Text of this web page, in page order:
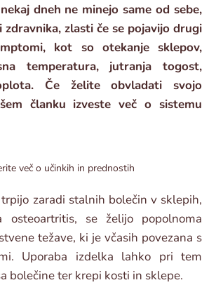
dneh ne minejo same od sebe,
zlasti če se pojavijo drugi
kot so otekanje sklepov,
temperatura, jutranja togost,
Če želite obvladati svojo
članku izveste več o sistemu
več o učinkih in prednostih
zaradi stalnih bolečin v sklepih,
osteoartritis, se želijo popolnoma
težave, ki je včasih povezana s
Uporaba izdelka lahko pri tem
bolečine ter krepi kosti in sklepe.